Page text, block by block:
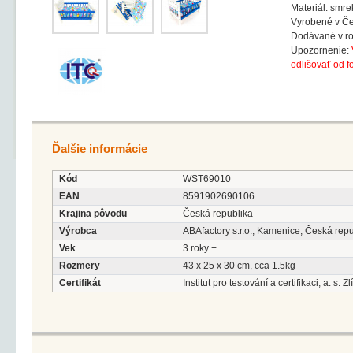
Materiál:
Vyrobené v
Dodávané v
Upozornenie:
odlišovať od
Ďalšie informácie
Kód
WST69010
EAN
8591902690106
Krajina pôvodu
Česká republika
Výrobca
ABAfactory s.r.o., Kamenice, Česká
Vek
3 roky +
Rozmery
43 x 25 x 30 cm, cca 1.5kg
Certifikát
Institut pro testování a certifikaci, a. s.